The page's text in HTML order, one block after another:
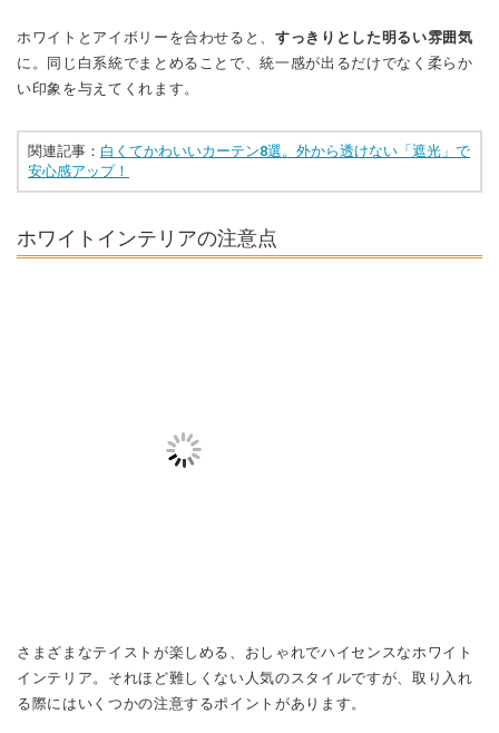
ホワイトとアイボリーを合わせると、すっきりとした明るい雰囲気
に。同じ白系統でまとめることで、統一感が出るだけでなく柔らか
い印象を与えてくれます。
関連記事： 白くてかわいいカーテン8選。外から透けない「遮光」で
安心感アップ！
ホワイトインテリアの注意点
目が疲れる
汚れが目立つ
緊張感が生まれる